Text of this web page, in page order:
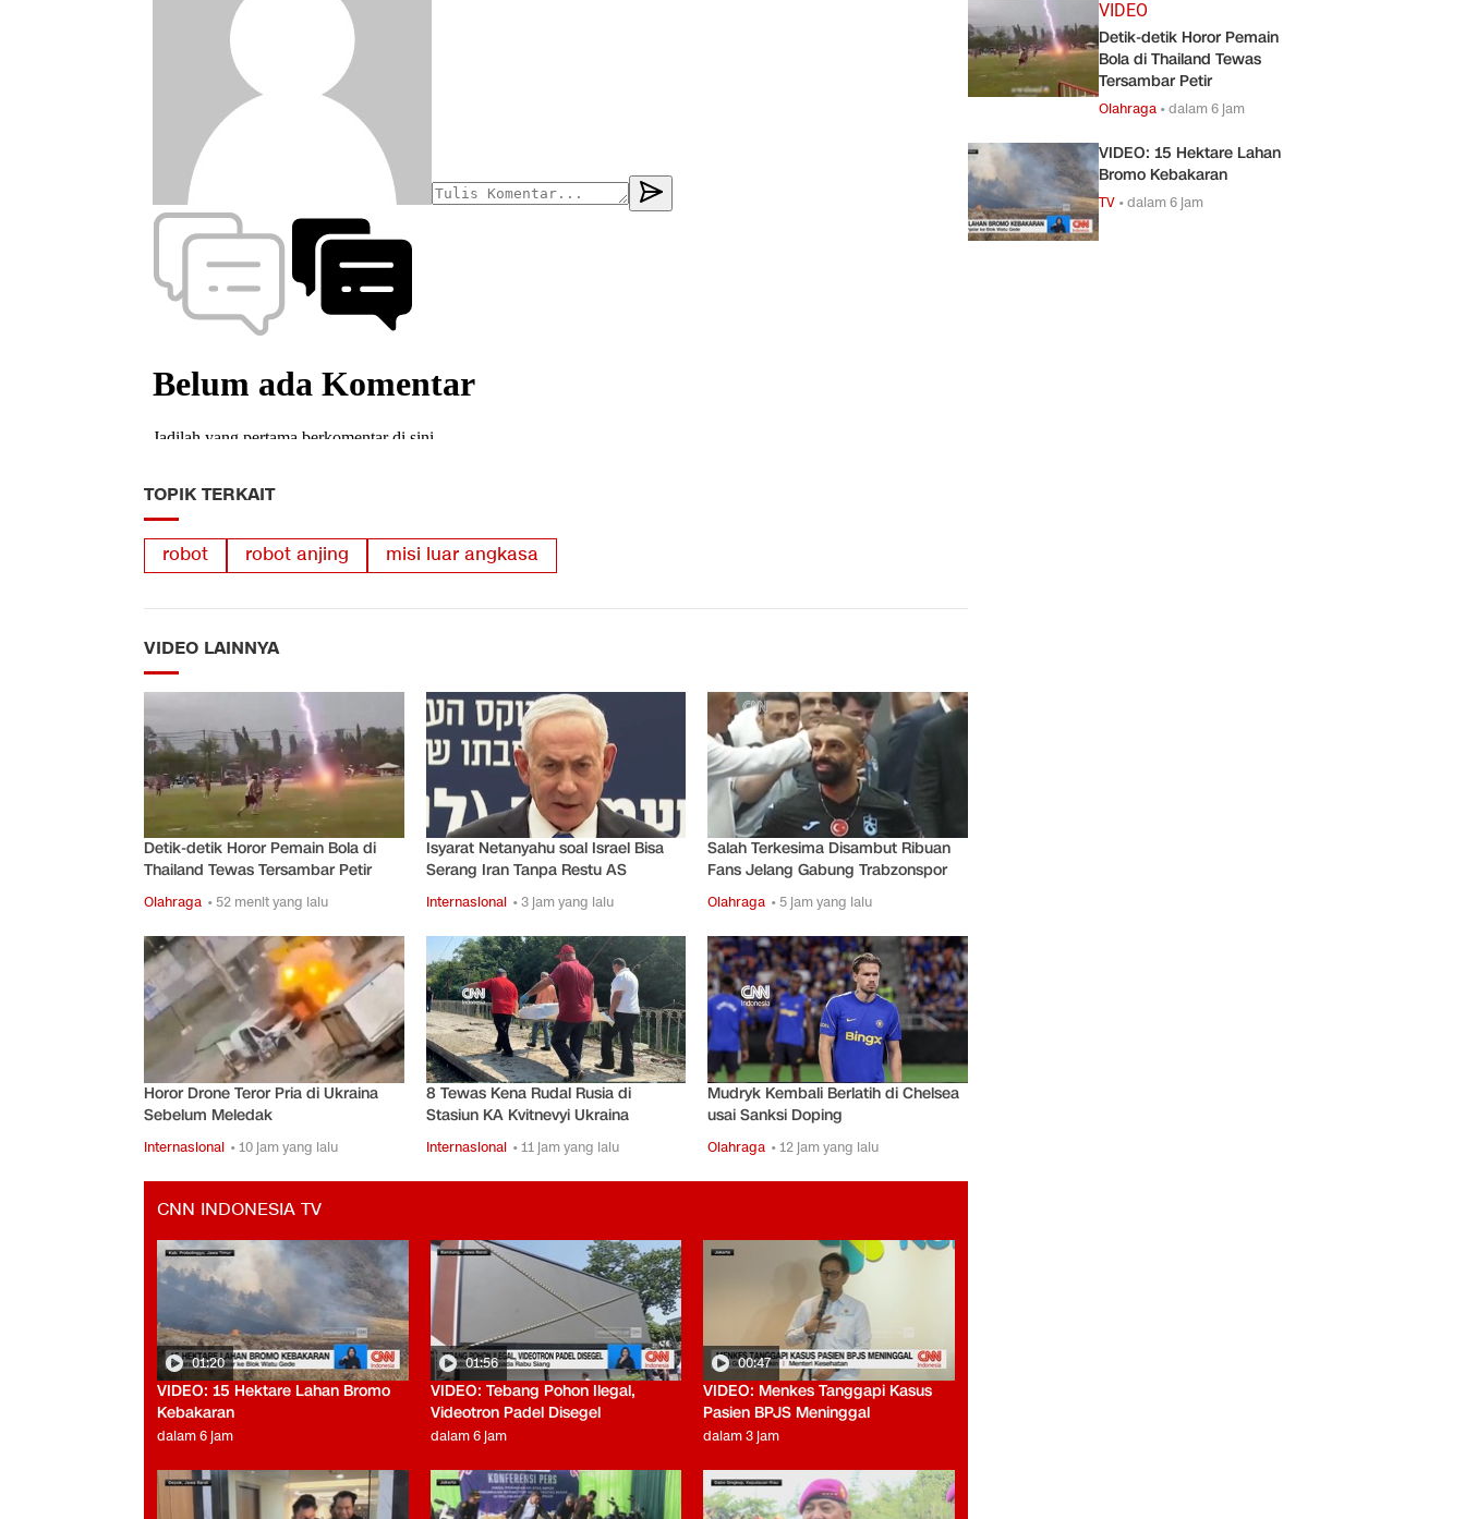
TOPIK TERKAIT
robot robot anjing misi luar angkasa
VIDEO LAINNYA
Detik-detik Horor Pemain Bola di
Thailand Tewas Tersambar Petir
Olahraga • 52 menit yang lalu
Isyarat Netanyahu soal Israel Bisa
Serang Iran Tanpa Restu AS
Internasional • 3 jam yang lalu
Salah Terkesima Disambut Ribuan
Fans Jelang Gabung Trabzonspor
Olahraga • 5 jam yang lalu
Horor Drone Teror Pria di Ukraina
Sebelum Meledak
Internasional • 10 jam yang lalu
8 Tewas Kena Rudal Rusia di
Stasiun KA Kvitnevyi Ukraina
Internasional • 11 jam yang lalu
Mudryk Kembali Berlatih di Chelsea
usai Sanksi Doping
Olahraga • 12 jam yang lalu
CNN INDONESIA TV
01:20
VIDEO: 15 Hektare Lahan Bromo
Kebakaran
dalam 6 jam
01:56
VIDEO: Tebang Pohon Ilegal,
Videotron Padel Disegel
dalam 6 jam
00:47
VIDEO: Menkes Tanggapi Kasus
Pasien BPJS Meninggal
dalam 3 jam
VIDEO
Detik-detik Horor Pemain
Bola di Thailand Tewas
Tersambar Petir
Olahraga •dalam 6 jam
VIDEO: 15 Hektare Lahan
Bromo Kebakaran
TV •dalam 6 jam